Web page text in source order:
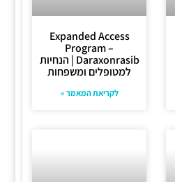
Expanded Access
Program –
Daraxonrasib | הנחיות
למטופלים ומשפחות
לקריאת המאמר »